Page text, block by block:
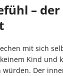
–
mit sich
Kind und
würden. Der